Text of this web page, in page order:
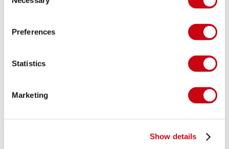
Selection
Preferences
Statistics
Marketing
Show details